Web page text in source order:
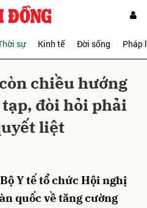
sự Kinh tế Đời sống Pháp
chiều hướng
đòi hỏi phải
liệt
Y tế tổ chức Hội nghị
quốc về tăng cường
Hủy Gửi